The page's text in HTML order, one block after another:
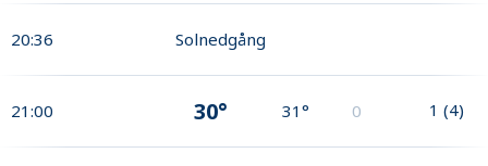
20:36 Solnedgång
21:00 30° 31° 0 1 (4)